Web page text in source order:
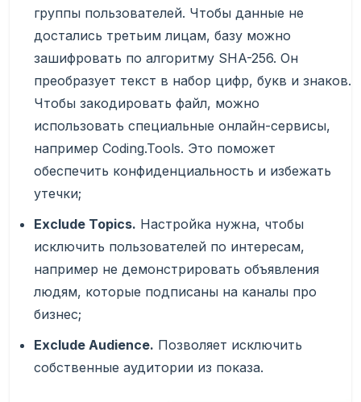
группы пользователей. Чтобы данные не
достались третьим лицам, базу можно
зашифровать по алгоритму SHA-256. Он
преобразует текст в набор цифр, букв и знаков.
Чтобы закодировать файл, можно
использовать специальные онлайн-сервисы,
например Coding.Tools. Это поможет
обеспечить конфиденциальность и избежать
утечки;
Exclude Topics. Настройка нужна, чтобы
исключить пользователей по интересам,
например не демонстрировать объявления
людям, которые подписаны на каналы про
бизнес;
Exclude Audience. Позволяет исключить
собственные аудитории из показа.